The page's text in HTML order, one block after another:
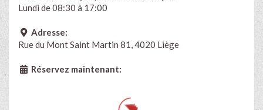
Lundi de 08:30 à 17:00
Adresse:
Rue du Mont Saint Martin 81, 4020 Liège
Réservez maintenant: